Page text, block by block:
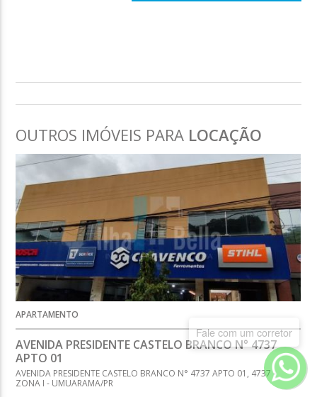
Fale com um corretor
OUTROS IMÓVEIS PARA LOCAÇÃO
APARTAMENTO
AVENIDA PRESIDENTE CASTELO BRANCO N° 4737
APTO 01
AVENIDA PRESIDENTE CASTELO BRANCO N° 4737 APTO 01, 4737 -
ZONA I - UMUARAMA/PR